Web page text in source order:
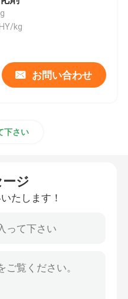
ート
kg
お問い合わせ
下さい
ジ
たします！